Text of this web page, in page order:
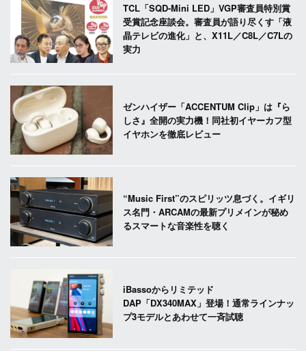
TCL「SQD-Mini LED」VGP審査員特別賞
受賞記念座談会。審査員が語り尽くす「液
晶テレビの進化」と、X11L／C8L／C7Lの
実力
ゼンハイザー「ACCENTUM Clip」は『ら
しさ』全開の実力機！同社初イヤーカフ型
イヤホンを徹底レビュー
“Music First”のスピリッツ息づく。イギリ
ス名門・ARCAMの最新プリメインが秘め
るスマートな音楽性を聴く
iBassoからリミテッド
DAP「DX340MAX」登場！通常ラインナッ
プ3モデルとあわせて一斉試聴